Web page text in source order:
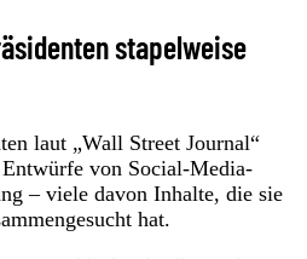
stapelweise
laut „Wall Street Journal“
Entwürfe von Social-Media-
– viele davon Inhalte, die sie
hat.